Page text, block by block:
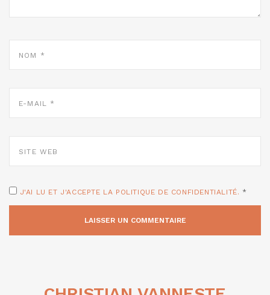
MAIL
WEB
J'AI LU ET J'ACCEPTE LA POLITIQUE DE CONFIDENTIALITÉ. *